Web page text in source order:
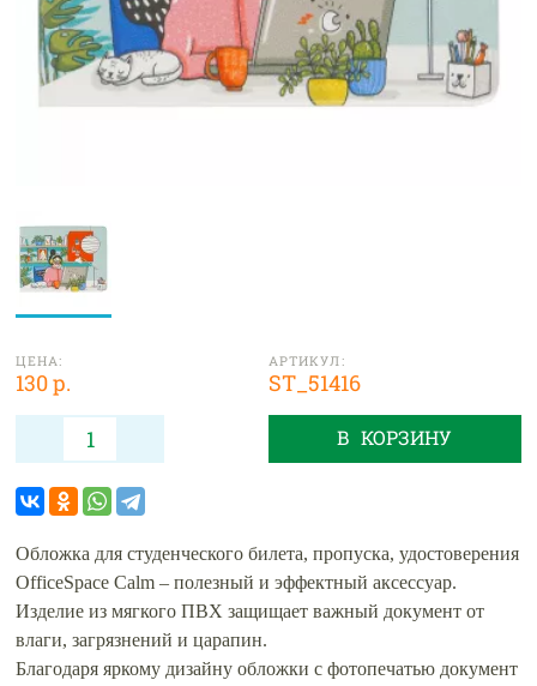
ЦЕНА:
130 р.
АРТИКУЛ:
ST_51416
В КОРЗИНУ
Обложка для студенческого билета, пропуска, удостоверения
OfficeSpace Calm – полезный и эффектный аксессуар.
Изделие из мягкого ПВХ защищает важный документ от
влаги, загрязнений и царапин.
Благодаря яркому дизайну обложки с фотопечатью документ